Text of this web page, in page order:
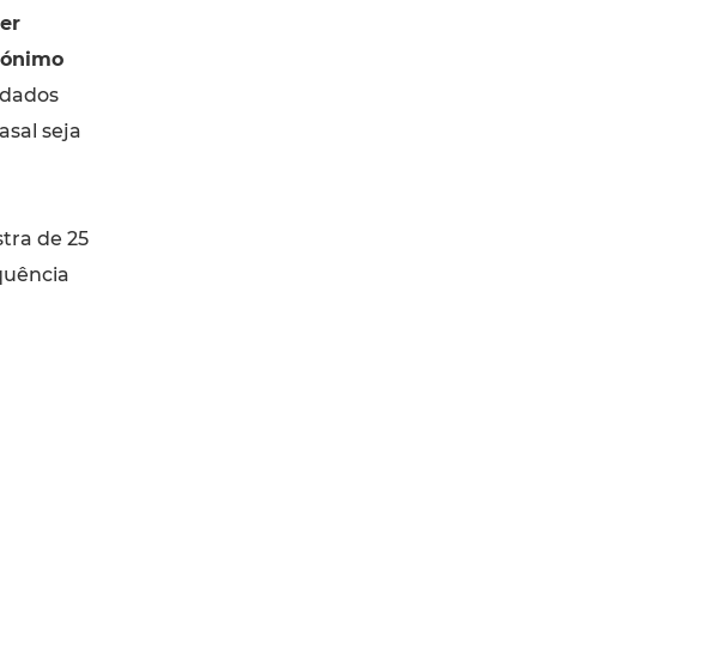
seja
de 25